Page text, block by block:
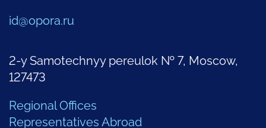
id@opora.ru
2-y Samotechnyy pereulok № 7, Moscow,
127473
Regional Offices
Representatives Abroad